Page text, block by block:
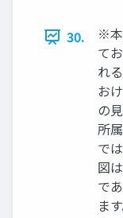
30.
※本
て
れ
お
の
所
で
図
で
ま